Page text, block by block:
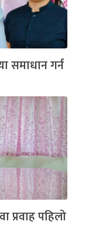
समाधान गर्न
प्रवाह पहिलो